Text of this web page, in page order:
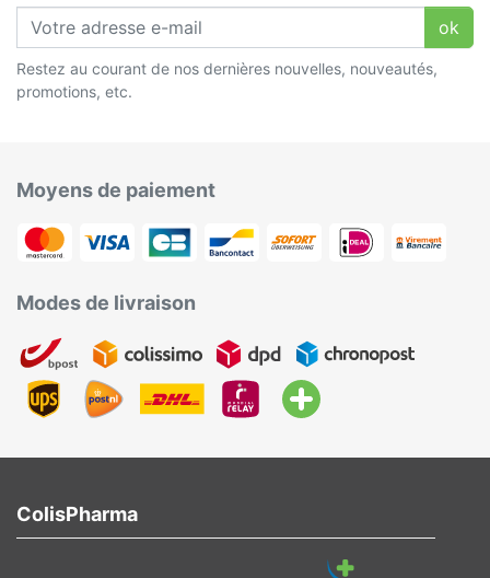
ok
Restez au courant de nos dernières nouvelles, nouveautés,
promotions, etc.
Moyens de paiement
Modes de livraison
ColisPharma